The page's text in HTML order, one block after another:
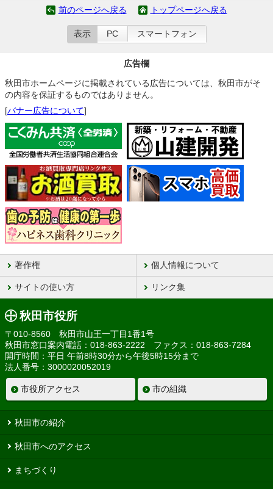
前のページへ戻る トップページへ戻る
表示 PC スマートフォン
広告欄
秋田市ホームページに掲載されている広告については、秋田市がそ
の内容を保証するものではありません。
[バナー広告について]
著作権 個人情報について
サイトの使い方 リンク集
秋田市役所
〒010-8560 秋田市山王一丁目1番1号
秋田市窓口案内電話：018-863-2222 ファクス：018-863-7284
開庁時間：平日 午前8時30分から午後5時15分まで
法人番号：3000020052019
市役所アクセス 市の組織
秋田市の紹介
秋田市へのアクセス
まちづくり